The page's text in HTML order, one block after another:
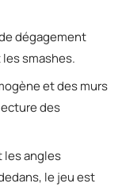
dégagement
smashes.
et des murs
des
les angles
le jeu est